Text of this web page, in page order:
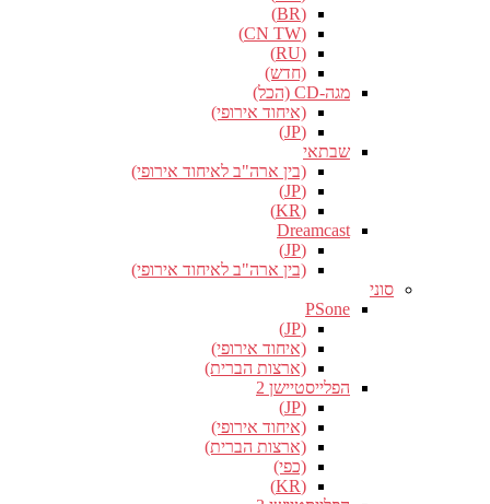
(BR)
(CN TW)
(RU)
(חדש)
מגה-CD (הכל)
(איחוד אירופי)
(JP)
שבתאי
(בין ארה"ב לאיחוד אירופי)
(JP)
(KR)
Dreamcast
(JP)
(בין ארה"ב לאיחוד אירופי)
סוני
PSone
(JP)
(איחוד אירופי)
(ארצות הברית)
הפלייסטיישן 2
(JP)
(איחוד אירופי)
(ארצות הברית)
(כפי)
(KR)